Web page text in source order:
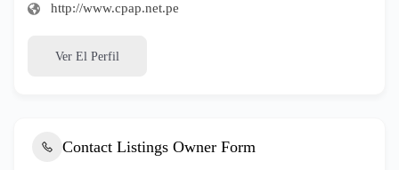
http://www.cpap.net.pe
Ver El Perfil
Contact Listings Owner Form